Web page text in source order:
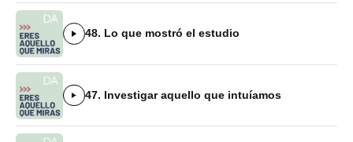
48. Lo que mostró el estudio
47. Investigar aquello que intuíamos